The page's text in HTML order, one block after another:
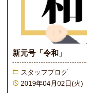
新元号「令和」
スタッフブログ
2019年04月02日(火)